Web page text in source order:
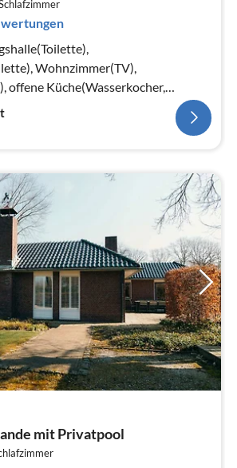
Wohnzimmer(TV),
offene Küche(Wasserkocher,
mit Privatpool